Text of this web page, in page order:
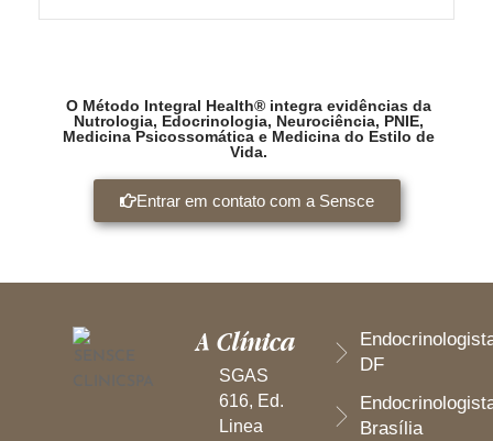
O Método Integral Health® integra evidências da
Nutrologia, Edocrinologia, Neurociência, PNIE,
Medicina Psicossomática e Medicina do Estilo de
Vida.
Entrar em contato com a Sensce
A Clínica
SGAS
616, Ed.
Linea
DF
Brasília